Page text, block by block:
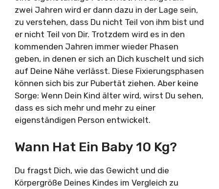
zwei Jahren wird er dann dazu in der Lage sein,
zu verstehen, dass Du nicht Teil von ihm bist und
er nicht Teil von Dir. Trotzdem wird es in den
kommenden Jahren immer wieder Phasen
geben, in denen er sich an Dich kuschelt und sich
auf Deine Nähe verlässt. Diese Fixierungsphasen
können sich bis zur Pubertät ziehen. Aber keine
Sorge: Wenn Dein Kind älter wird, wirst Du sehen,
dass es sich mehr und mehr zu einer
eigenständigen Person entwickelt.
Wann Hat Ein Baby 10 Kg?
Du fragst Dich, wie das Gewicht und die
Körpergröße Deines Kindes im Vergleich zu